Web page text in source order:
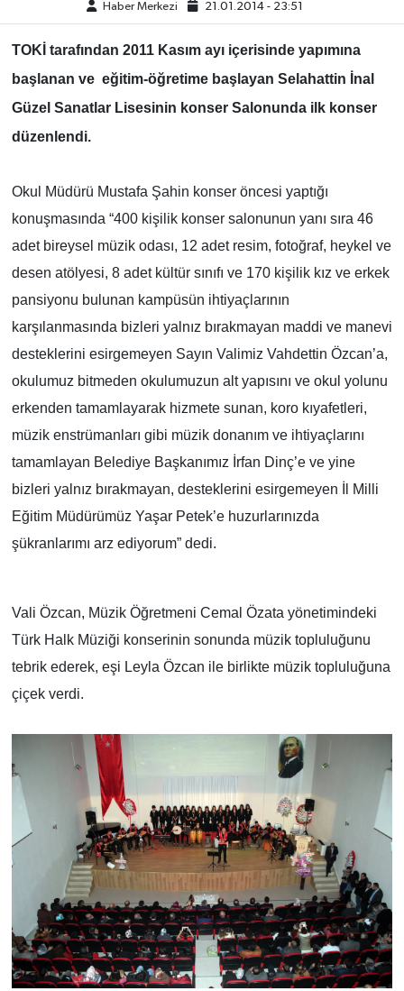
Haber Merkezi 21.01.2014 - 23:51
TOKİ tarafından 2011 Kasım ayı içerisinde yapımına
başlanan ve eğitim-öğretime başlayan Selahattin İnal
Güzel Sanatlar Lisesinin konser Salonunda ilk konser
düzenlendi.
Okul Müdürü Mustafa Şahin konser öncesi yaptığı
konuşmasında “400 kişilik konser salonunun yanı sıra 46
adet bireysel müzik odası, 12 adet resim, fotoğraf, heykel ve
desen atölyesi, 8 adet kültür sınıfı ve 170 kişilik kız ve erkek
pansiyonu bulunan kampüsün ihtiyaçlarının
karşılanmasında bizleri yalnız bırakmayan maddi ve manevi
desteklerini esirgemeyen Sayın Valimiz Vahdettin Özcan’a,
okulumuz bitmeden okulumuzun alt yapısını ve okul yolunu
erkenden tamamlayarak hizmete sunan, koro kıyafetleri,
müzik enstrümanları gibi müzik donanım ve ihtiyaçlarını
tamamlayan Belediye Başkanımız İrfan Dinç’e ve yine
bizleri yalnız bırakmayan, desteklerini esirgemeyen İl Milli
Eğitim Müdürümüz Yaşar Petek’e huzurlarınızda
şükranlarımı arz ediyorum” dedi.
Vali Özcan, Müzik Öğretmeni Cemal Özata yönetimindeki
Türk Halk Müziği konserinin sonunda müzik topluluğunu
tebrik ederek, eşi Leyla Özcan ile birlikte müzik topluluğuna
çiçek verdi.
TURİZM
MAGAZİN
VEFAT
BÖLGE
TÜRKİYE